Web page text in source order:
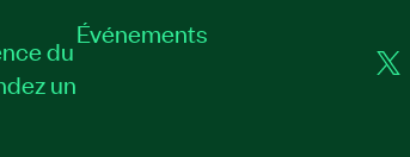
du
un
Événements